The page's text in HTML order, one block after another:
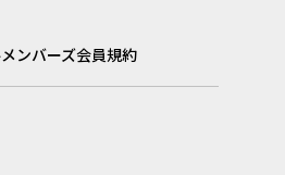
ンバーズ会員規約